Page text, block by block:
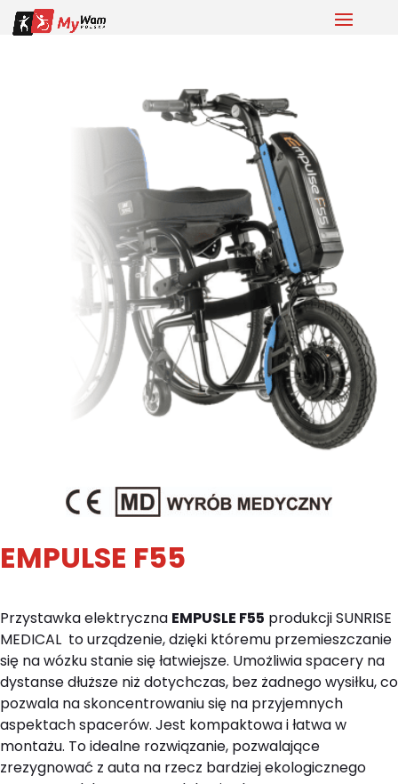
EMPULSE F55
Przystawka elektryczna EMPUSLE F55 produkcji SUNRISE
MEDICAL to urządzenie, dzięki któremu przemieszczanie
się na wózku stanie się łatwiejsze. Umożliwia spacery na
dystanse dłuższe niż dotychczas, bez żadnego wysiłku, co
pozwala na skoncentrowaniu się na przyjemnych
aspektach spacerów. Jest kompaktowa i łatwa w
montażu. To idealne rozwiązanie, pozwalające
zrezygnować z auta na rzecz bardziej ekologicznego